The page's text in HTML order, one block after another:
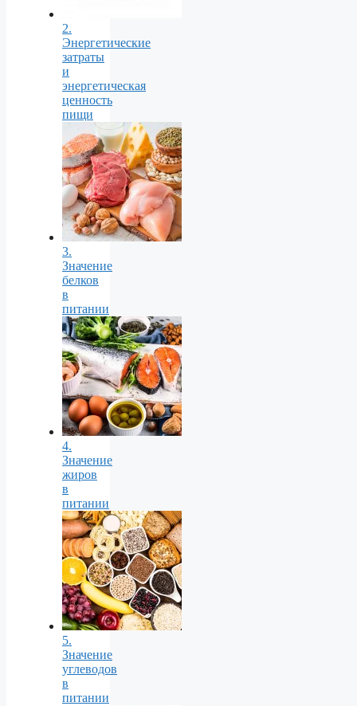
2.
Энергетические
затраты
и
энергетическая
ценность
пищи
3.
Значение
белков
в
питании
4.
Значение
жиров
в
питании
5.
Значение
углеводов
в
питании